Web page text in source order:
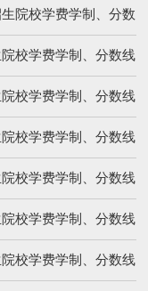
院校学费学制、分数
校学费学制、分数线
校学费学制、分数线
校学费学制、分数线
校学费学制、分数线
校学费学制、分数线
校学费学制、分数线